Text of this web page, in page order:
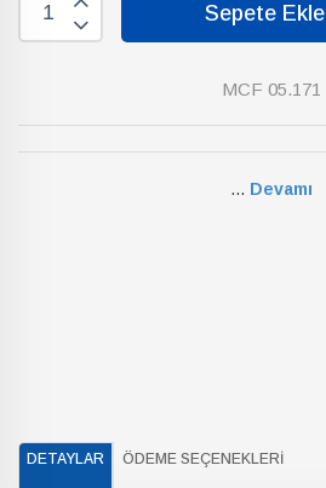
Sepete Ekle
MCF 05.171
... Devamı
DETAYLAR ÖDEME SEÇENEKLERI